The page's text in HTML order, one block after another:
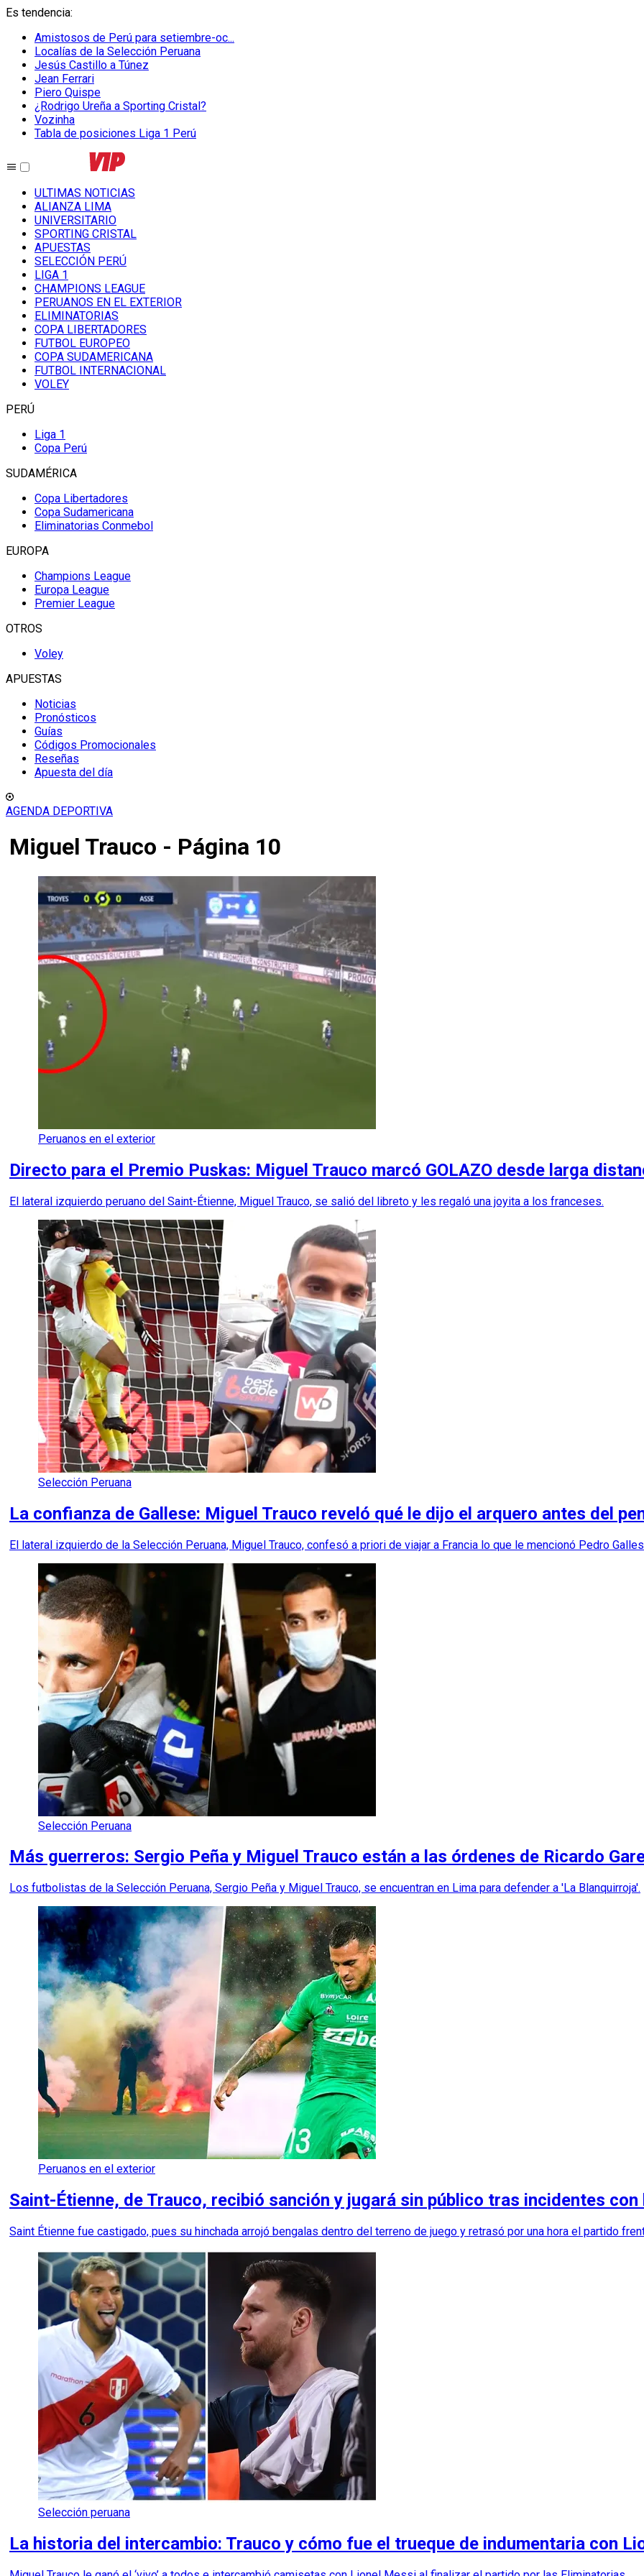
Es tendencia:
Amistosos de Perú para setiembre-oc...
Localías de la Selección Peruana
Jesús Castillo a Túnez
Jean Ferrari
Piero Quispe
¿Rodrigo Ureña a Sporting Cristal?
Vozinha
Tabla de posiciones Liga 1 Perú
ULTIMAS NOTICIAS
ALIANZA LIMA
UNIVERSITARIO
SPORTING CRISTAL
APUESTAS
SELECCIÓN PERÚ
LIGA 1
CHAMPIONS LEAGUE
PERUANOS EN EL EXTERIOR
ELIMINATORIAS
COPA LIBERTADORES
FUTBOL EUROPEO
COPA SUDAMERICANA
FUTBOL INTERNACIONAL
VOLEY
PERÚ
Liga 1
Copa Perú
SUDAMÉRICA
Copa Libertadores
Copa Sudamericana
Eliminatorias Conmebol
EUROPA
Champions League
Europa League
Premier League
OTROS
Voley
APUESTAS
Noticias
Pronósticos
Guías
Códigos Promocionales
Reseñas
Apuesta del día
AGENDA DEPORTIVA
Miguel Trauco - Página 10
Peruanos en el exterior
Directo para el Premio Puskas: Miguel Trauco marcó GOLAZO desde larga
El lateral izquierdo peruano del Saint-Étienne, Miguel Trauco, se salió del libreto y les regaló una joyita a los franceses.
Selección Peruana
La confianza de Gallese: Miguel Trauco reveló qué le dijo el arquero antes del
El lateral izquierdo de la Selección Peruana, Miguel Trauco, confesó a priori de viajar a Francia lo que le mencionó Pedro
Selección Peruana
Más guerreros: Sergio Peña y Miguel Trauco están a las órdenes de Ricardo
Los futbolistas de la Selección Peruana, Sergio Peña y Miguel Trauco, se encuentran en Lima para defender a 'La Blanquirroja'.
Peruanos en el exterior
Saint-Étienne, de Trauco, recibió sanción y jugará sin público tras incidentes con
Saint Étienne fue castigado, pues su hinchada arrojó bengalas dentro del terreno de juego y retrasó por una hora el partido
Selección peruana
La historia del intercambio: Trauco y cómo fue el trueque de indumentaria con